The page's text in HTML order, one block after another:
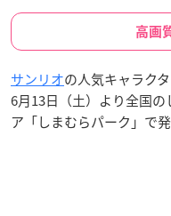
高画
サンリオの人気キャラク
6月13日（土）より全国
ア「しまむらパーク」で発